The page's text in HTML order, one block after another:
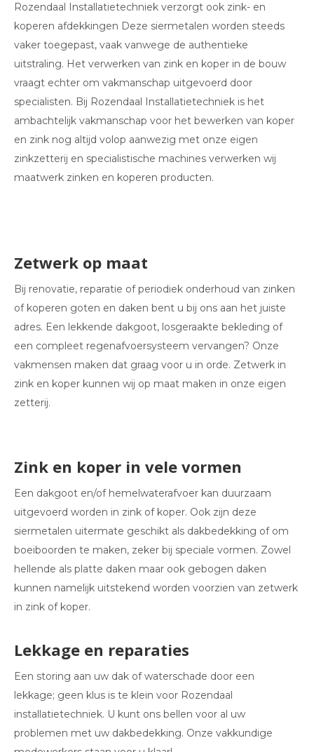
Rozendaal Installatietechniek verzorgt ook zink- en
koperen afdekkingen Deze siermetalen worden steeds
vaker toegepast, vaak vanwege de authentieke
uitstraling. Het verwerken van zink en koper in de bouw
vraagt echter om vakmanschap uitgevoerd door
specialisten. Bij Rozendaal Installatietechniek is het
ambachtelijk vakmanschap voor het bewerken van koper
en zink nog altijd volop aanwezig met onze eigen
zinkzetterij en specialistische machines verwerken wij
maatwerk zinken en koperen producten.
Zetwerk op maat
Bij renovatie, reparatie of periodiek onderhoud van zinken
of koperen goten en daken bent u bij ons aan het juiste
adres. Een lekkende dakgoot, losgeraakte bekleding of
een compleet regenafvoersysteem vervangen? Onze
vakmensen maken dat graag voor u in orde. Zetwerk in
zink en koper kunnen wij op maat maken in onze eigen
zetterij.
Zink en koper in vele vormen
Een dakgoot en/of hemelwaterafvoer kan duurzaam
uitgevoerd worden in zink of koper. Ook zijn deze
siermetalen uitermate geschikt als dakbedekking of om
boeiboorden te maken, zeker bij speciale vormen. Zowel
hellende als platte daken maar ook gebogen daken
kunnen namelijk uitstekend worden voorzien van zetwerk
in zink of koper.
Lekkage en reparaties
Een storing aan uw dak of waterschade door een
lekkage; geen klus is te klein voor Rozendaal
installatietechniek. U kunt ons bellen voor al uw
problemen met uw dakbedekking. Onze vakkundige